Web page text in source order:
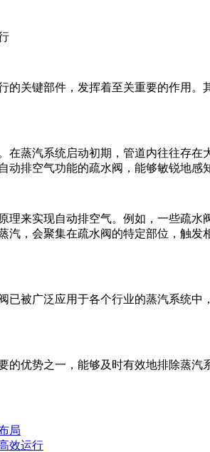
的关键部件，发挥着至关重要的作用
在蒸汽系统启动初期，管道内往往存
排空气功能的疏水阀，能够敏锐地感
理来实现自动排空气。例如，一些疏
汽，会聚集在疏水阀的特定部位，触
已被广泛应用于各个行业的蒸汽系统
的优势之一，能够及时有效地排除蒸
局
效运行